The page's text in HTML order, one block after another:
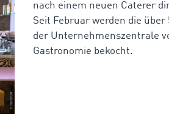
nach einem neuen Caterer
Seit Februar werden die
der Unternehmenszentrale
Gastronomie bekocht.